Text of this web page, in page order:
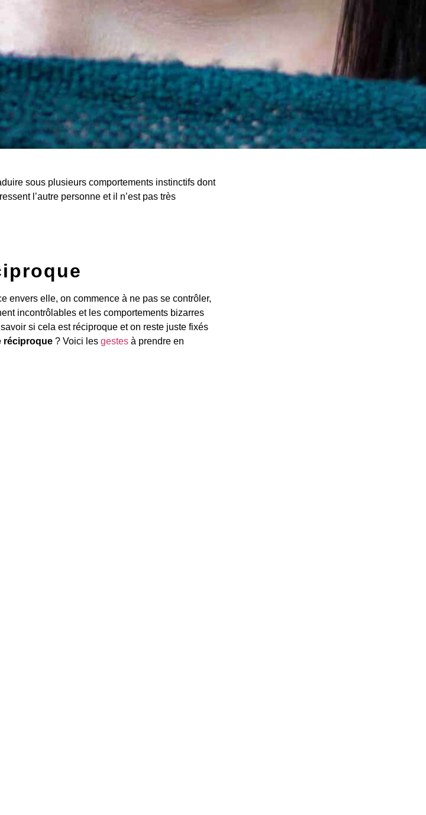
sous plusieurs comportements instinctifs dont
l’autre personne et il n’est pas très
envers elle, on commence à ne pas se contrôler,
incontrôlables et les comportements bizarres
si cela est réciproque et on reste juste fixés
réciproque ? Voici les gestes à prendre en